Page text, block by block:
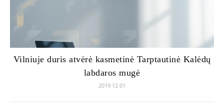
Vilniuje duris atvėrė kasmetinė Tarptautinė Kalėdų
labdaros mugė
2019 12 01